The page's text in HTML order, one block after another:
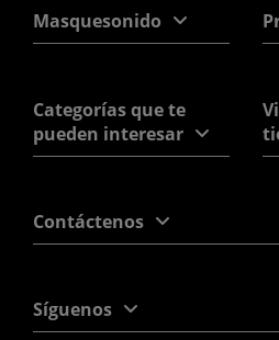
Masquesonido
Categorías que te
pueden interesar
Contáctenos
Síguenos